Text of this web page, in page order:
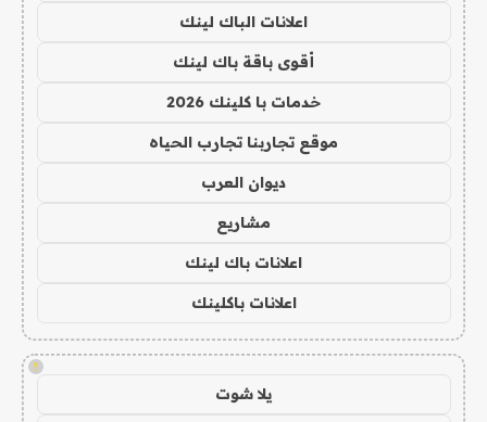
اعلانات الباك لينك
أقوى باقة باك لينك
خدمات با كلينك 2026
موقع تجاربنا تجارب الحياه
ديوان العرب
مشاريع
اعلانات باك لينك
اعلانات باكلينك
!
يلا شوت